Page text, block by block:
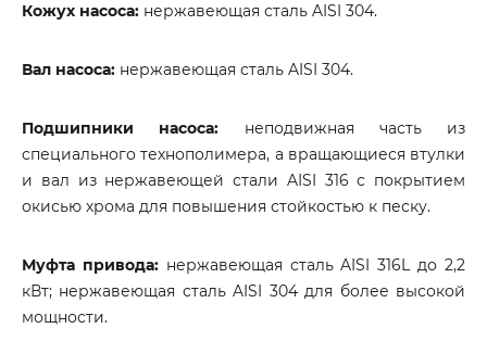
Кожух насоса: нержавеющая сталь AISI 304.
Вал насоса: нержавеющая сталь AISI 304.
Подшипники насоса: неподвижная часть из
специального технополимера, а вращающиеся втулки
и вал из нержавеющей стали AISI 316 с покрытием
окисью хрома для повышения стойкостью к песку.
Муфта привода: нержавеющая сталь AISI 316L до 2,2
кВт; нержавеющая сталь AISI 304 для более высокой
мощности.